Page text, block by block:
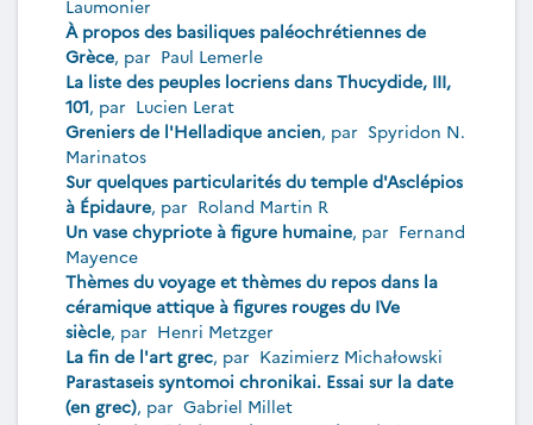
Laumonier
À propos des basiliques paléochrétiennes de
Grèce, par Paul Lemerle
La liste des peuples locriens dans Thucydide, III,
101, par Lucien Lerat
Greniers de l'Helladique ancien, par Spyridon N.
Marinatos
Sur quelques particularités du temple d'Asclépios
à Épidaure, par Roland Martin R
Un vase chypriote à figure humaine, par Fernand
Mayence
Thèmes du voyage et thèmes du repos dans la
céramique attique à figures rouges du IVe
siècle, par Henri Metzger
La fin de l'art grec, par Kazimierz Michałowski
Parastaseis syntomoi chronikai. Essai sur la date
(en grec), par Gabriel Millet